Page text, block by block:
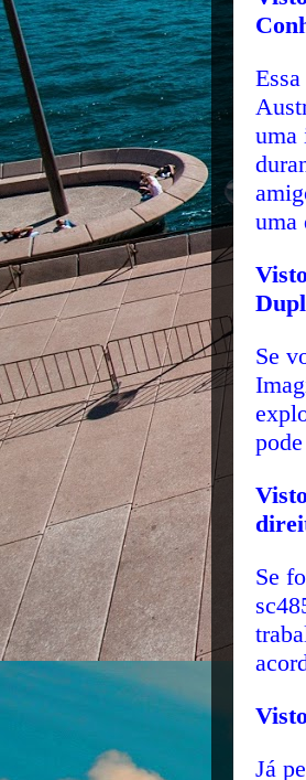
uma
uma
Se
Se
Já